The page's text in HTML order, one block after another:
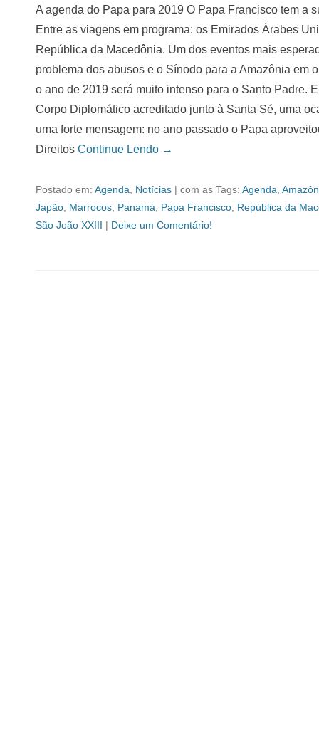
A agenda do Papa para 2019 O Papa Francisco tem a
Entre as viagens em programa: os Emirados Árabes
República da Macedônia. Um dos eventos mais
problema dos abusos e o Sínodo para a Amazônia em
o ano de 2019 será muito intenso para o Santo Padre.
Corpo Diplomático acreditado junto à Santa Sé, uma
uma forte mensagem: no ano passado o Papa
Direitos Continue Lendo →
Postado em: Agenda Notícias | com as Tags: Agenda
Japão Marrocos Panamá Papa Francisco República da
São João XXIII | Deixe um Comentário!